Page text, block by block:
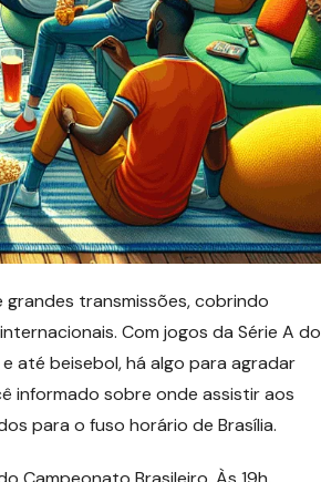
transmissões, cobrindo
Com jogos da Série A do
até beisebol, há algo para agradar
informado sobre onde assistir aos
para o fuso horário de Brasília.